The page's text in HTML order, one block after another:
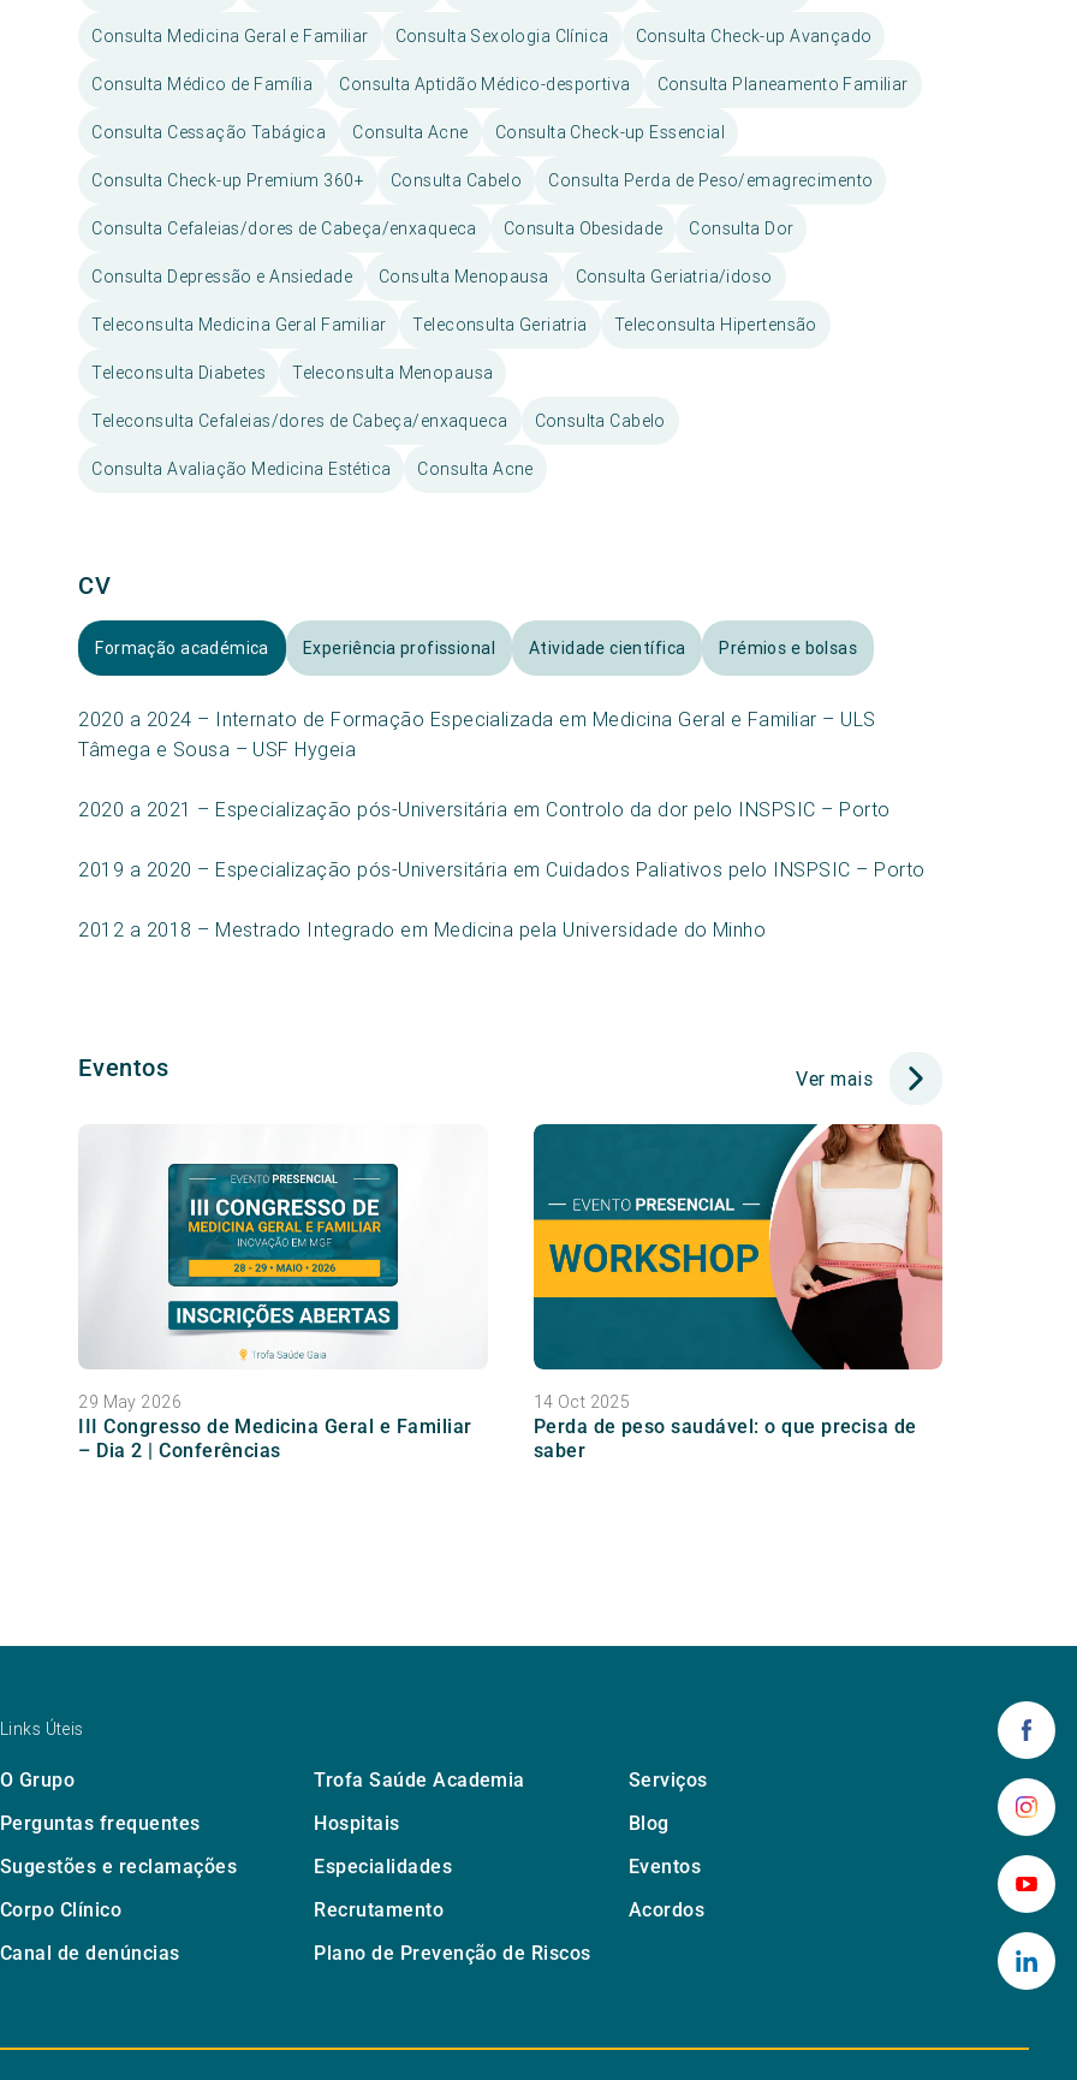
Consulta Medicina Geral e Familiar Consulta Sexologia Clínica Consulta Check-up Avançado
Consulta Médico de Família Consulta Aptidão Médico-desportiva Consulta Planeamento Familiar
Consulta Cessação Tabágica Consulta Acne Consulta Check-up Essencial
Consulta Check-up Premium 360+ Consulta Cabelo Consulta Perda de Peso/emagrecimento
Consulta Cefaleias/dores de Cabeça/enxaqueca Consulta Obesidade Consulta Dor
Consulta Depressão e Ansiedade Consulta Menopausa Consulta Geriatria/idoso
Teleconsulta Medicina Geral Familiar Teleconsulta Geriatria Teleconsulta Hipertensão
Teleconsulta Diabetes Teleconsulta Menopausa
Teleconsulta Cefaleias/dores de Cabeça/enxaqueca Consulta Cabelo
Consulta Avaliação Medicina Estética Consulta Acne
CV
Formação académica Experiência profissional Atividade científica Prémios e bolsas
2020 a 2024 – Internato de Formação Especializada em Medicina Geral e Familiar – ULS
Tâmega e Sousa – USF Hygeia
2020 a 2021 – Especialização pós-Universitária em Controlo da dor pelo INSPSIC – Porto
2019 a 2020 – Especialização pós-Universitária em Cuidados Paliativos pelo INSPSIC – Porto
2012 a 2018 – Mestrado Integrado em Medicina pela Universidade do Minho
Eventos Ver mais
29 May 2026
III Congresso de Medicina Geral e Familiar
– Dia 2 | Conferências
14 Oct 2025
Perda de peso saudável: o que precisa de
saber
Links Úteis
O Grupo Trofa Saúde Academia
Serviços
Perguntas frequentes
Hospitais
Blog
Sugestões e reclamações
Especialidades
Eventos
Corpo Clínico
Recrutamento
Acordos
Canal de denúncias
Plano de Prevenção de Riscos